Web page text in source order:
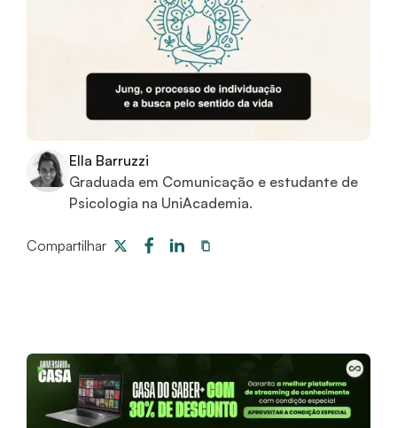
Ella Barruzzi
Graduada em Comunicação e estudante de
Psicologia na UniAcademia.
Compartilhar